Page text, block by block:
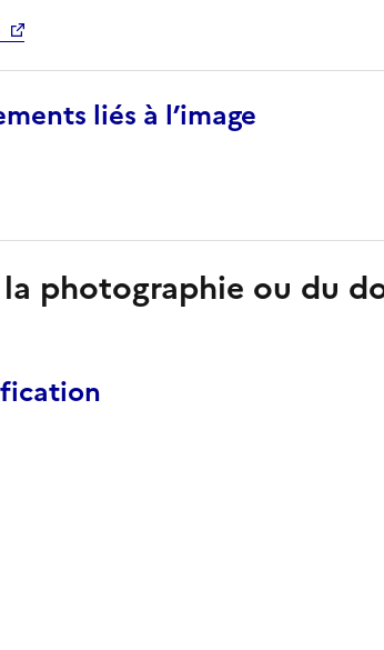
liés à l’image
photographie ou du